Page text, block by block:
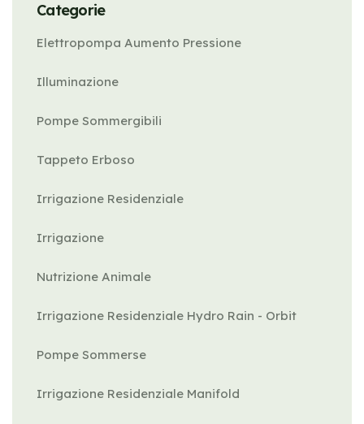
Categorie
Elettropompa Aumento Pressione
Illuminazione
Pompe Sommergibili
Tappeto Erboso
Irrigazione Residenziale
Irrigazione
Nutrizione Animale
Irrigazione Residenziale Hydro Rain - Orbit
Pompe Sommerse
Irrigazione Residenziale Manifold